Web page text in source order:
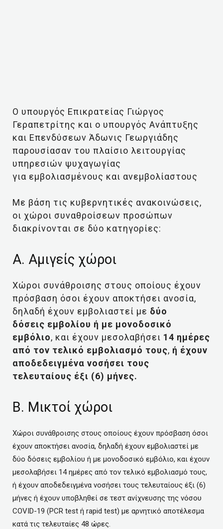
Ο υπουργός Επικρατείας Γιώργος
Γεραπετρίτης και ο υπουργός Ανάπτυξης
και Επενδύσεων Άδωνις Γεωργιάδης
παρουσίασαν του πλαίσιο λειτουργίας
υπηρεσιών ψυχαγωγίας
για εμβολιασμένους και ανεμβολίαστους
Με βάση τις κυβερνητικές ανακοινώσεις,
οι χώροι συναθροίσεων προσώπων
διακρίνονται σε δύο κατηγορίες:
Α. Αμιγείς χώροι
Χώροι συνάθροισης στους οποίους έχουν
πρόσβαση όσοι έχουν αποκτήσει ανοσία,
δηλαδή έχουν εμβολιαστεί με δύο
δόσεις εμβολίου ή με μονοδοσικό
εμβόλιο, και έχουν μεσολαβήσει 14 ημέρες
από τον τελικό εμβολιασμό τους, ή έχουν
αποδεδειγμένα νοσήσει τους
τελευταίους έξι (6) μήνες.
Β. Μικτοί χώροι
Χώροι συνάθροισης στους οποίους έχουν πρόσβαση όσοι
έχουν αποκτήσει ανοσία, δηλαδή έχουν εμβολιαστεί με
δύο δόσεις εμβολίου ή με μονοδοσικό εμβόλιο, και έχουν
μεσολαβήσει 14 ημέρες από τον τελικό εμβολιασμό τους,
ή έχουν αποδεδειγμένα νοσήσει τους τελευταίους έξι (6)
μήνες ή έχουν υποβληθεί σε τεστ ανίχνευσης της νόσου
COVID-19 (PCR test ή rapid test) με αρνητικό αποτέλεσμα
κατά τις τελευταίες 48 ώρες.